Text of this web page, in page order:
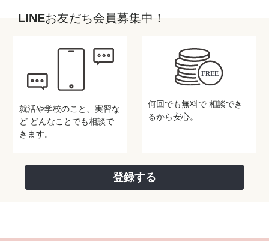
LINEお友だち会員募集中！
就活や学校のこと、実習な
どどんなことでも相談で
きます。
何回でも無料で相談でき
るから安心。
登録する